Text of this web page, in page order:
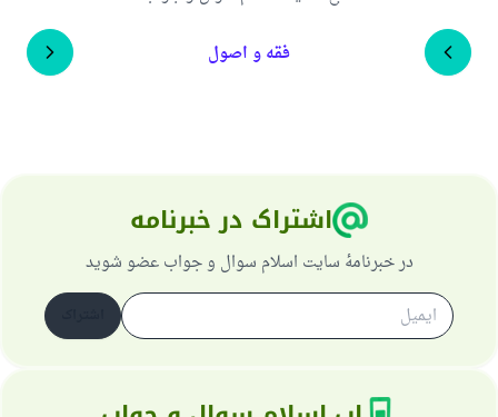
فقه و اصول
اشتراک در خبرنامه
در خبرنامهٔ سایت اسلام سوال و جواب عضو شوید